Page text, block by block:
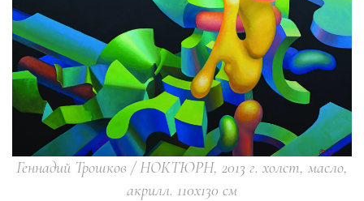
Геннадий Трошков / НОКТЮРН, 2013 г. холст, масло,
акрилл. 110х130 см